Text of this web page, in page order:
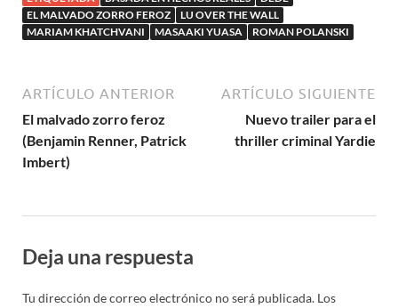
EL MALVADO ZORRO FEROZ
LU OVER THE WALL
MARIAM KHATCHVANI
MASAAKI YUASA ROMAN POLANSKI
ARTÍCULO ANTERIOR
El malvado zorro feroz
(Benjamin Renner, Patrick
Imbert)
ARTÍCULO SIGUIENTE
Nuevo trailer para el
thriller criminal Yardie
Deja una respuesta
Tu dirección de correo electrónico no será publicada. Los